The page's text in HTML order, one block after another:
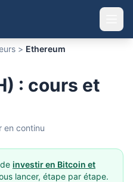
> Ethereum
: cours et
en continu
investir en Bitcoin et
lancer, étape par étape.